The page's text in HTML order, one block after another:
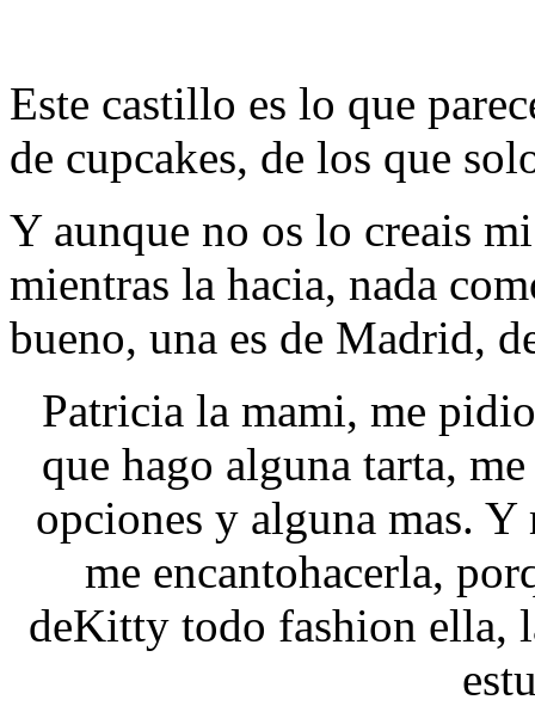
Este castillo es lo que
de cupcakes, de los que
Y aunque no os lo creais
mientras la hacia, nada
bueno, una es de Madrid,
Patricia la mami, me
que hago alguna tarta,
opciones y alguna mas. Y
me encantohacerla,
deKitty todo fashion ella,